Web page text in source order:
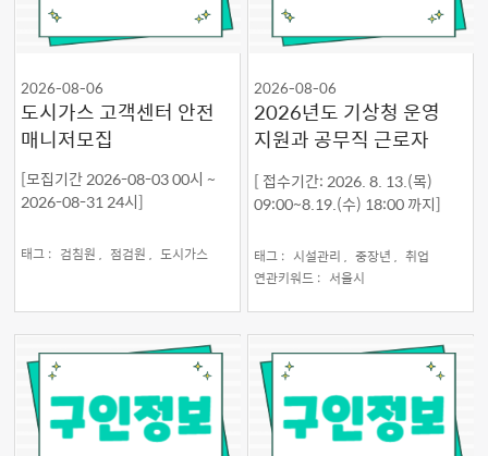
2026-08-06
도시가스 고객센터 안전
매니저모집
[모집기간 2026-08-03 00시 ~
2026-08-31 24시]
태그 : 검침원 , 점검원 , 도시가스
2026-08-06
2026년도 기상청 운영
지원과 공무직 근로자
채용 공고<근무지역 서
울특별시 동작구>
[ 접수기간: 2026. 8. 13.(목)
09:00~8.19.(수) 18:00 까지]
태그 : 시설관리 , 중장년 , 취업
연관키워드 : 서울시